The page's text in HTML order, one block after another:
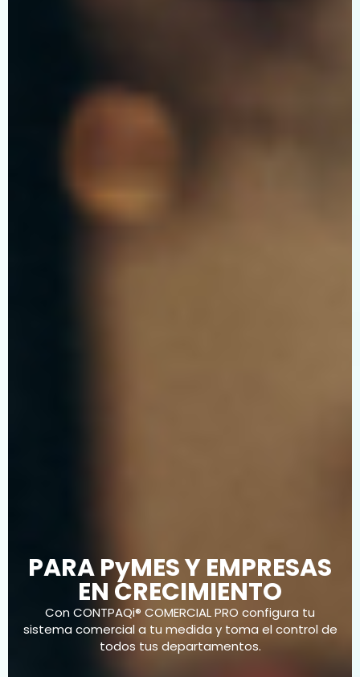
PARA PyMES Y EMPRESAS
EN CRECIMIENTO
Con CONTPAQi® COMERCIAL PRO configura tu
sistema comercial a tu medida y toma el control de
todos tus departamentos.